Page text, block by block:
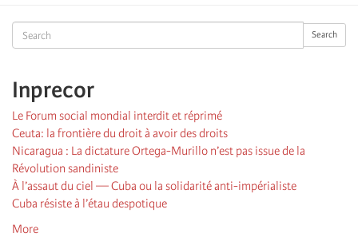
Search Search
Inprecor
Le Forum social mondial interdit et réprimé
Ceuta: la frontière du droit à avoir des droits
Nicaragua : La dictature Ortega-Murillo n’est pas issue de la
Révolution sandiniste
À l’assaut du ciel — Cuba ou la solidarité anti-impérialiste
Cuba résiste à l’étau despotique
More